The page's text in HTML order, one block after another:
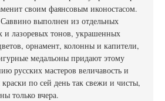
своим фаянсовым иконостасом.
выполнен из отдельных
и лазоревых тонов, украшенных
орнамент, колонны и капители,
медальоны придают этому
русских мастеров величавость и
по сей день так свежи и чисты,
только вчера.